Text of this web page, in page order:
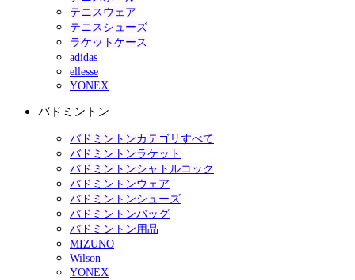
テニスウェア
テニスシューズ
ラケットケース
adidas
ellesse
YONEX
バドミントン
バドミントンカテゴリすべて
バドミントンラケット
バドミントンシャトルコック
バドミントンウェア
バドミントンシューズ
バドミントンバッグ
バドミントン用品
MIZUNO
Wilson
YONEX